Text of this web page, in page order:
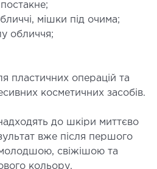
мішки під очима;
обличчя;
пластичних операцій та
косметичних засобів.
до шкіри миттєво
вже після першого
свіжішою та
кольору.